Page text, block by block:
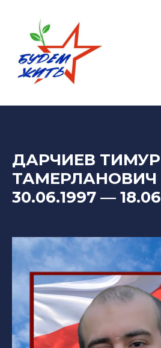
ДАРЧИЕВ ТИМУР
ТАМЕРЛАНОВИЧ
30.06.1997 — 18.06